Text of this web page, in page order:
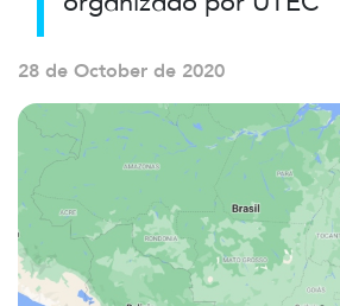
28 de October de 2020